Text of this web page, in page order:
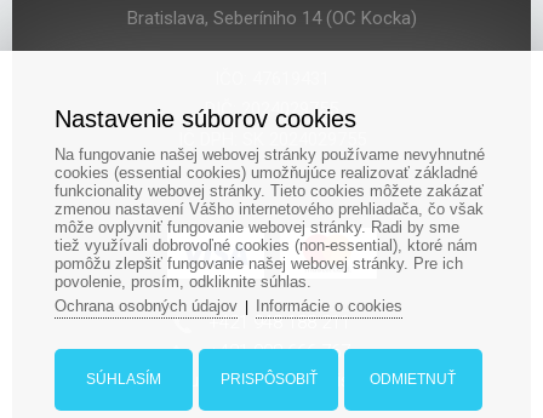
Bratislava, Seberíniho 14 (OC Kocka)
DIČ: 2024029755
‎+421 948 188 211
+421 908 666 767
ludopolis@ludopolis.sk
Nastavenie súborov cookies
Na fungovanie našej webovej stránky používame nevyhnutné
cookies (essential cookies) umožňujúce realizovať základné
funkcionality webovej stránky. Tieto cookies môžete zakázať
zmenou nastavení Vášho internetového prehliadača, čo však
môže ovplyvniť fungovanie webovej stránky. Radi by sme
tiež využívali dobrovoľné cookies (non-essential), ktoré nám
pomôžu zlepšiť fungovanie našej webovej stránky. Pre ich
povolenie, prosím, odkliknite súhlas.
Ochrana osobných údajov| Informácie o cookies
SÚHLASÍM PRISPÔSOBIŤ ODMIETNUŤ